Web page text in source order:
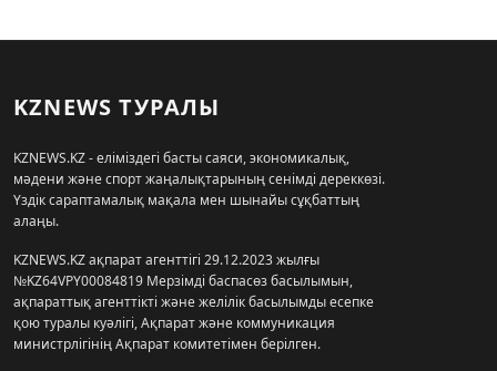
KZNEWS ТУРАЛЫ
KZNEWS.KZ - еліміздегі басты саяси, экономикалық,
мәдени және спорт жаңалықтарының сенімді дереккөзі.
Үздік сараптамалық мақала мен шынайы сұқбаттың
алаңы.
KZNEWS.KZ ақпарат агенттігі 29.12.2023 жылғы
№KZ64VPY00084819 Мерзімді баспасөз басылымын,
ақпараттық агенттікті және желілік басылымды есепке
қою туралы куәлігі, Ақпарат және коммуникация
министрлігінің Ақпарат комитетімен берілген.